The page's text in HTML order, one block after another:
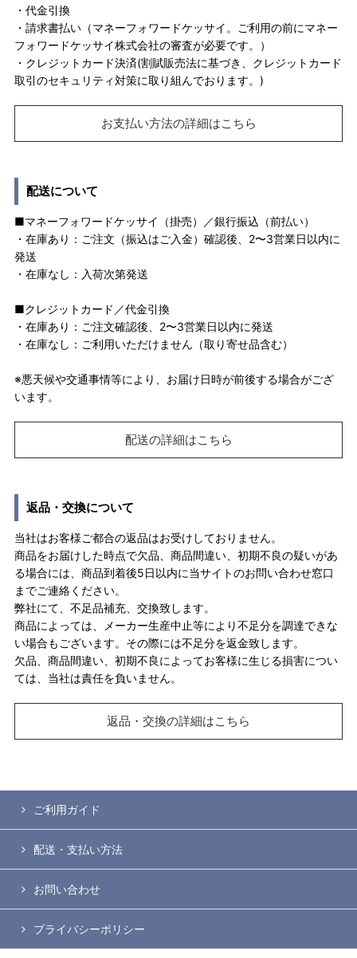
・代金引換
・請求書払い（マネーフォワードケッサイ。ご利用の前にマネー
フォワードケッサイ株式会社の審査が必要です。）
・クレジットカード決済(割賦販売法に基づき、クレジットカード
取引のセキュリティ対策に取り組んでおります。)
お支払い方法の詳細はこちら
配送について
■マネーフォワードケッサイ（掛売）／銀行振込（前払い）
・在庫あり：ご注文（振込はご入金）確認後、2〜3営業日以内に
発送
・在庫なし：入荷次第発送
■クレジットカード／代金引換
・在庫あり：ご注文確認後、2〜3営業日以内に発送
・在庫なし：ご利用いただけません（取り寄せ品含む）
※悪天候や交通事情等により、お届け日時が前後する場合がござ
います。
配送の詳細はこちら
返品・交換について
当社はお客様ご都合の返品はお受けしておりません。
商品をお届けした時点で欠品、商品間違い、初期不良の疑いがあ
る場合には、商品到着後5日以内に当サイトのお問い合わせ窓口
までご連絡ください。
弊社にて、不足品補充、交換致します。
商品によっては、メーカー生産中止等により不足分を調達できな
い場合もございます。その際には不足分を返金致します。
欠品、商品間違い、初期不良によってお客様に生じる損害につい
ては、当社は責任を負いません。
返品・交換の詳細はこちら
ご利用ガイド
配送・支払い方法
お問い合わせ
プライバシーポリシー